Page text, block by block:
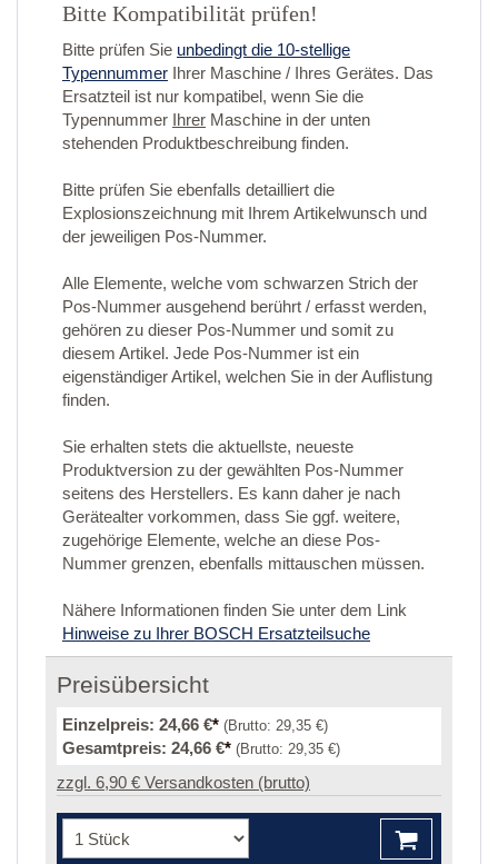
Bitte Kompatibilität prüfen!
Bitte prüfen Sie unbedingt die 10-stellige
Typennummer Ihrer Maschine / Ihres Gerätes. Das
Ersatzteil ist nur kompatibel, wenn Sie die
Typennummer Ihrer Maschine in der unten
stehenden Produktbeschreibung finden.
Bitte prüfen Sie ebenfalls detailliert die
Explosionszeichnung mit Ihrem Artikelwunsch und
der jeweiligen Pos-Nummer.
Alle Elemente, welche vom schwarzen Strich der
Pos-Nummer ausgehend berührt / erfasst werden,
gehören zu dieser Pos-Nummer und somit zu
diesem Artikel. Jede Pos-Nummer ist ein
eigenständiger Artikel, welchen Sie in der Auflistung
finden.
Sie erhalten stets die aktuellste, neueste
Produktversion zu der gewählten Pos-Nummer
seitens des Herstellers. Es kann daher je nach
Gerätealter vorkommen, dass Sie ggf. weitere,
zugehörige Elemente, welche an diese Pos-
Nummer grenzen, ebenfalls mittauschen müssen.
Nähere Informationen finden Sie unter dem Link
Hinweise zu Ihrer BOSCH Ersatzteilsuche
Preisübersicht
Einzelpreis: 24,66 €* (Brutto: 29,35 €)
Gesamtpreis: 24,66 €* (Brutto: 29,35 €)
zzgl. 6,90 € Versandkosten (brutto)